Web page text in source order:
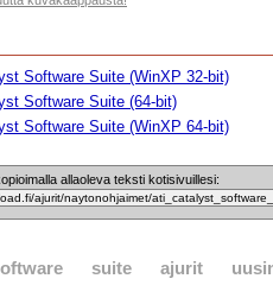
Software Suite (WinXP 32-bit)
Software Suite (64-bit)
Software Suite (WinXP 64-bit)
allaoleva teksti kotisivuillesi:
suite ajurit